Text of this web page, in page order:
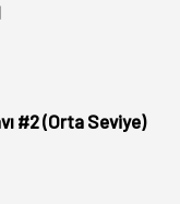
#2 (Orta Seviye)